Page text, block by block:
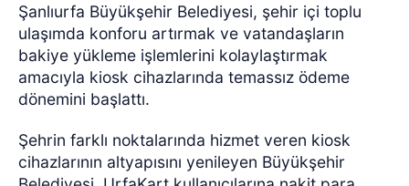
Şanlıurfa Büyükşehir Belediyesi, şehir içi toplu
ulaşımda konforu artırmak ve vatandaşların
bakiye yükleme işlemlerini kolaylaştırmak
amacıyla kiosk cihazlarında temassız ödeme
dönemini başlattı.
Şehrin farklı noktalarında hizmet veren kiosk
cihazlarının altyapısını yenileyen Büyükşehir